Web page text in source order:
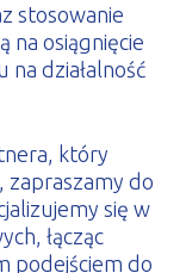
stosowanie
na osiągnięcie
działalność
który
zapraszamy do
się w
łącząc
podejściem do